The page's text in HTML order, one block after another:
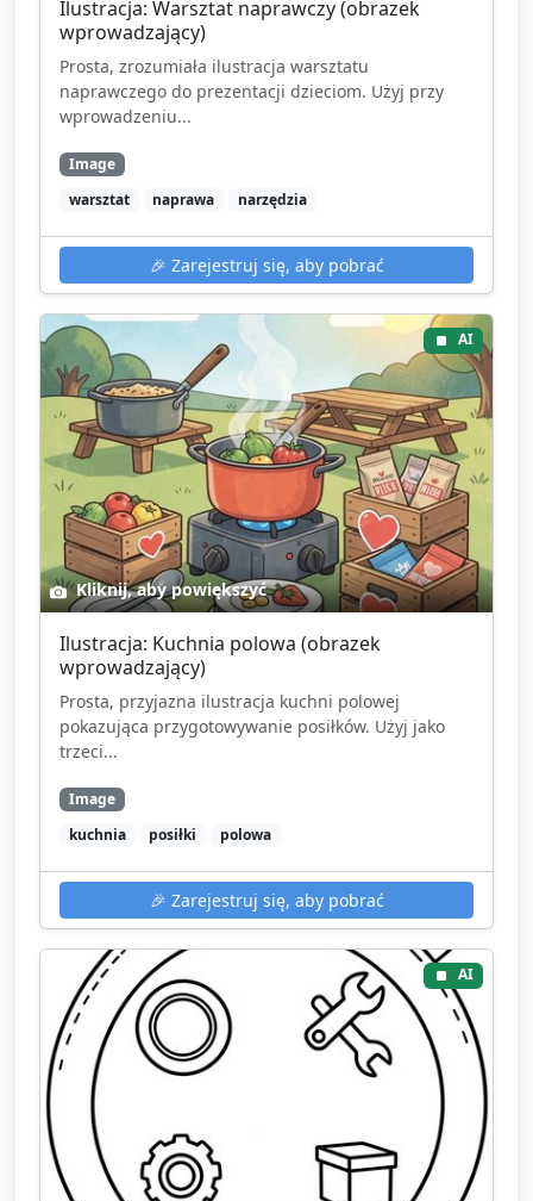
Ilustracja: Warsztat naprawczy (obrazek
wprowadzający)
Prosta, zrozumiała ilustracja warsztatu
naprawczego do prezentacji dzieciom. Użyj przy
wprowadzeniu...
Image
warsztat
naprawa narzędzia
🎉 Zarejestruj się, aby pobrać
AI
Kliknij, aby powiększyć
Ilustracja: Kuchnia polowa (obrazek
wprowadzający)
Prosta, przyjazna ilustracja kuchni polowej
pokazująca przygotowywanie posiłków. Użyj jako
trzeci...
Image
kuchnia
posiłki polowa
🎉 Zarejestruj się, aby pobrać
AI